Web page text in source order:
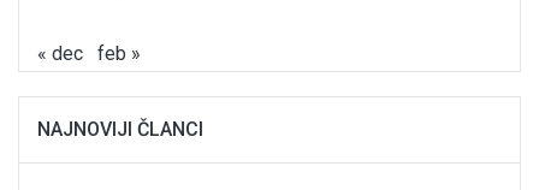
« dec feb »
NAJNOVIJI ČLANCI